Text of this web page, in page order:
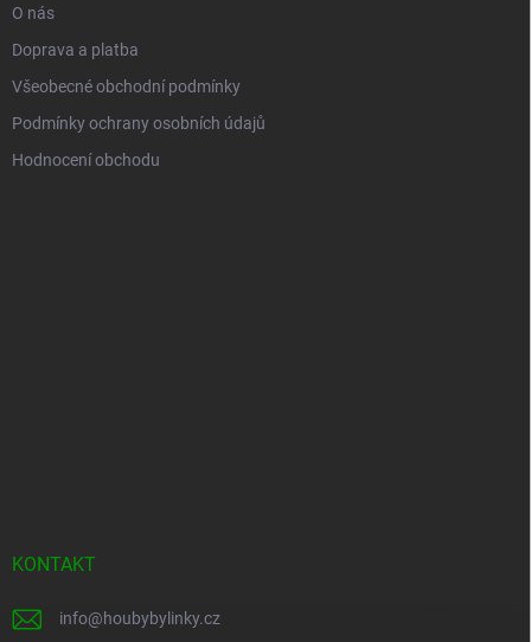
O nás
Doprava a platba
Všeobecné obchodní podmínky
Podmínky ochrany osobních údajů
Hodnocení obchodu
KONTAKT
info@houbybylinky.cz